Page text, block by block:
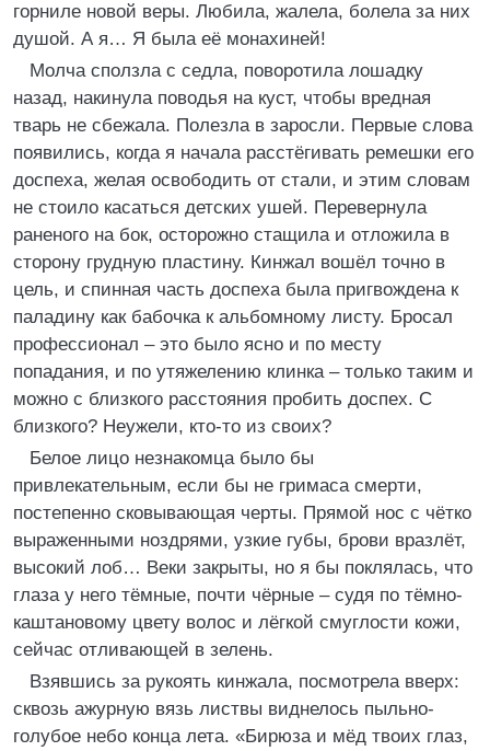
горниле новой веры. Любила, жалела, болела за них
душой. А я… Я была её монахиней!
Молча сползла с седла, поворотила лошадку
назад, накинула поводья на куст, чтобы вредная
тварь не сбежала. Полезла в заросли. Первые слова
появились, когда я начала расстёгивать ремешки его
доспеха, желая освободить от стали, и этим словам
не стоило касаться детских ушей. Перевернула
раненого на бок, осторожно стащила и отложила в
сторону грудную пластину. Кинжал вошёл точно в
цель, и спинная часть доспеха была пригвождена к
паладину как бабочка к альбомному листу. Бросал
профессионал – это было ясно и по месту
попадания, и по утяжелению клинка – только таким и
можно с близкого расстояния пробить доспех. С
близкого? Неужели, кто-то из своих?
Белое лицо незнакомца было бы
привлекательным, если бы не гримаса смерти,
постепенно сковывающая черты. Прямой нос с чётко
выраженными ноздрями, узкие губы, брови вразлёт,
высокий лоб… Веки закрыты, но я бы поклялась, что
глаза у него тёмные, почти чёрные – судя по тёмно-
каштановому цвету волос и лёгкой смуглости кожи,
сейчас отливающей в зелень.
Взявшись за рукоять кинжала, посмотрела вверх:
сквозь ажурную вязь листвы виднелось пыльно-
голубое небо конца лета. «Бирюза и мёд твоих глаз,